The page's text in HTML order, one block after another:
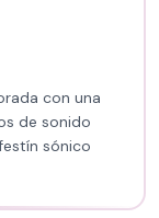
con una
de sonido
sónico